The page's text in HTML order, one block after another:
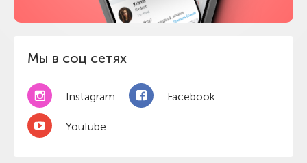
Мы в соц сетях
Instagram Facebook
YouTube